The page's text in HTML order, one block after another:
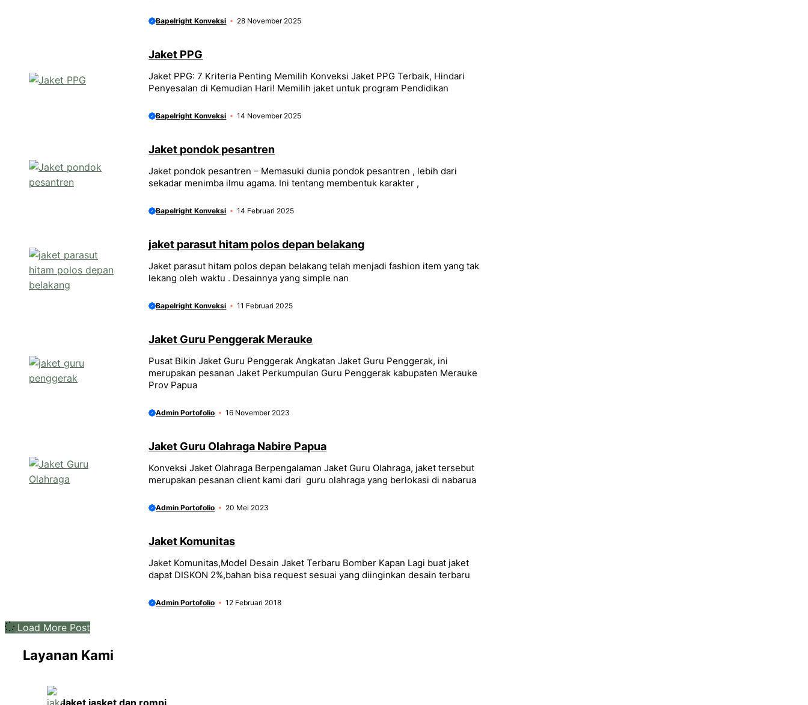
Bapelright Konveksi 28 November 2025
Jaket PPG
Jaket PPG: 7 Kriteria Penting Memilih Konveksi Jaket PPG Terbaik, Hindari
Penyesalan di Kemudian Hari! Memilih jaket untuk program Pendidikan
Bapelright Konveksi 14 November 2025
Jaket pondok pesantren
Jaket pondok pesantren – Memasuki dunia pondok pesantren , lebih dari
sekadar menimba ilmu agama. Ini tentang membentuk karakter ,
Bapelright Konveksi 14 Februari 2025
jaket parasut hitam polos depan belakang
Jaket parasut hitam polos depan belakang telah menjadi fashion item yang tak
lekang oleh waktu . Desainnya yang simple nan
Bapelright Konveksi 11 Februari 2025
Jaket Guru Penggerak Merauke
Pusat Bikin Jaket Guru Penggerak Angkatan Jaket Guru Penggerak, ini
merupakan pesanan Jaket Perkumpulan Guru Penggerak kabupaten Merauke
Prov Papua
Admin Portofolio 16 November 2023
Jaket Guru Olahraga Nabire Papua
Konveksi Jaket Olahraga Berpengalaman Jaket Guru Olahraga, jaket tersebut
merupakan pesanan client kami dari guru olahraga yang berlokasi di nabarua
Admin Portofolio 20 Mei 2023
Jaket Komunitas
Jaket Komunitas,Model Desain Jaket Terbaru Bomber Kapan Lagi buat jaket
dapat DISKON 2%,bahan bisa request sesuai yang diinginkan desain terbaru
Admin Portofolio 12 Februari 2018
Load More Post
Layanan Kami